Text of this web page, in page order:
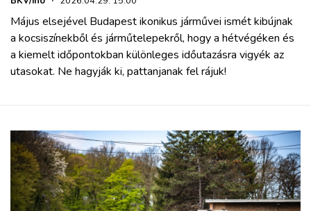
Május elsejével Budapest ikonikus járművei ismét kibújnak
a kocsiszínekből és járműtelepekről, hogy a hétvégéken és
a kiemelt időpontokban különleges időutazásra vigyék az
utasokat. Ne hagyják ki, pattanjanak fel rájuk!